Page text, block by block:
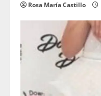
Rosa María Castillo